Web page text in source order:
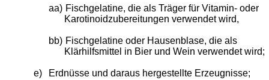
aa) Fischgelatine, die als Träger für Vitamin- oder
Karotinoidzubereitungen verwendet wird,
bb) Fischgelatine oder Hausenblase, die als
Klärhilfsmittel in Bier und Wein verwendet wird;
e) Erdnüsse und daraus hergestellte Erzeugnisse;